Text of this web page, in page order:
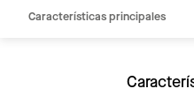
Características principales